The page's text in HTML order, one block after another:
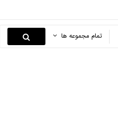
تمام مجموعه ها